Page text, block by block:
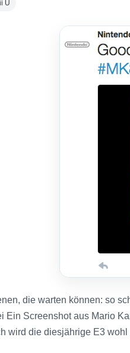
U
die warten können: so
Ein Screenshot aus Mario
wird die diesjährige E3